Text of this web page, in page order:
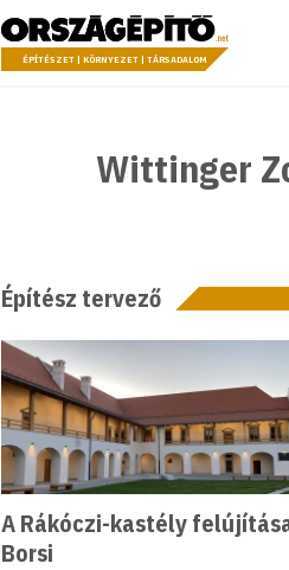
Országépítő
ÉPÍTÉSZET | KÖRNYEZET | TÁRSADALOM
Wittinger
Építész tervező
A Rákóczi-kastély
Borsi